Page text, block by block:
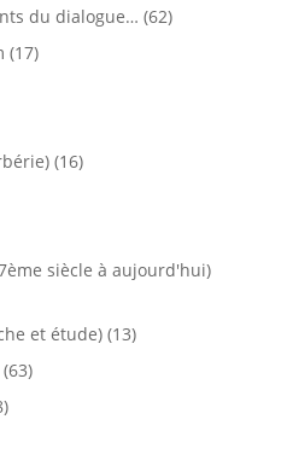
du dialogue… (62)
(17)
(16)
siècle à aujourd'hui)
et étude)(13)